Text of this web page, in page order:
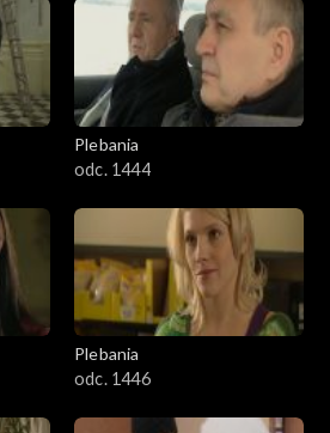
Plebania
odc. 1444
Plebania
odc. 1446